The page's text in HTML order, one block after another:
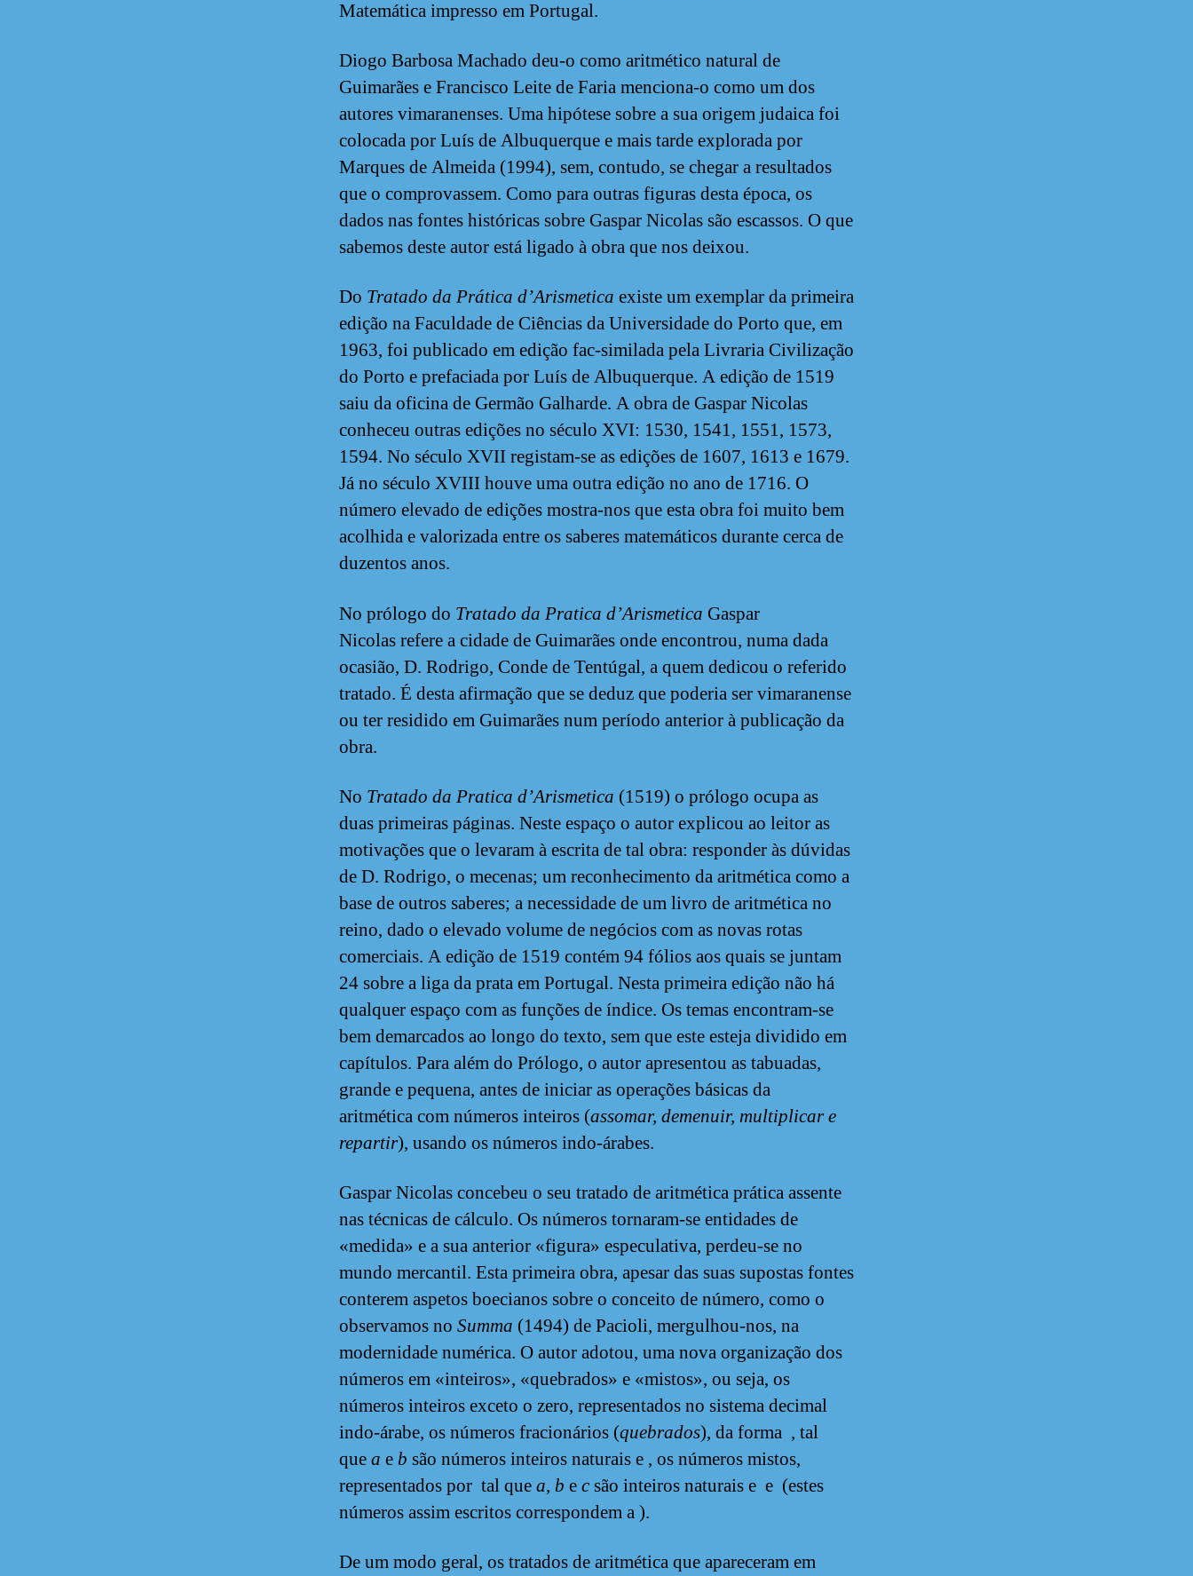
Matemática impresso em Portugal.
Diogo Barbosa Machado deu-o como aritmético natural de
Guimarães e Francisco Leite de Faria menciona-o como um dos
autores vimaranenses. Uma hipótese sobre a sua origem judaica foi
colocada por Luís de Albuquerque e mais tarde explorada por
Marques de Almeida (1994), sem, contudo, se chegar a resultados
que o comprovassem. Como para outras figuras desta época, os
dados nas fontes históricas sobre Gaspar Nicolas são escassos. O que
sabemos deste autor está ligado à obra que nos deixou.
Do Tratado da Prática d’Arismetica existe um exemplar da primeira
edição na Faculdade de Ciências da Universidade do Porto que, em
1963, foi publicado em edição fac-similada pela Livraria Civilização
do Porto e prefaciada por Luís de Albuquerque. A edição de 1519
saiu da oficina de Germão Galharde. A obra de Gaspar Nicolas
conheceu outras edições no século XVI: 1530, 1541, 1551, 1573,
1594. No século XVII registam-se as edições de 1607, 1613 e 1679.
Já no século XVIII houve uma outra edição no ano de 1716. O
número elevado de edições mostra-nos que esta obra foi muito bem
acolhida e valorizada entre os saberes matemáticos durante cerca de
duzentos anos.
No prólogo do Tratado da Pratica d’Arismetica Gaspar
Nicolas refere a cidade de Guimarães onde encontrou, numa dada
ocasião, D. Rodrigo, Conde de Tentúgal, a quem dedicou o referido
tratado. É desta afirmação que se deduz que poderia ser vimaranense
ou ter residido em Guimarães num período anterior à publicação da
obra.
No Tratado da Pratica d’Arismetica (1519) o prólogo ocupa as
duas primeiras páginas. Neste espaço o autor explicou ao leitor as
motivações que o levaram à escrita de tal obra: responder às dúvidas
de D. Rodrigo, o mecenas; um reconhecimento da aritmética como a
base de outros saberes; a necessidade de um livro de aritmética no
reino, dado o elevado volume de negócios com as novas rotas
comerciais. A edição de 1519 contém 94 fólios aos quais se juntam
24 sobre a liga da prata em Portugal. Nesta primeira edição não há
qualquer espaço com as funções de índice. Os temas encontram-se
bem demarcados ao longo do texto, sem que este esteja dividido em
capítulos. Para além do Prólogo, o autor apresentou as tabuadas,
grande e pequena, antes de iniciar as operações básicas da
aritmética com números inteiros (assomar, demenuir, multiplicar e
repartir), usando os números indo-árabes.
Gaspar Nicolas concebeu o seu tratado de aritmética prática assente
nas técnicas de cálculo. Os números tornaram-se entidades de
«medida» e a sua anterior «figura» especulativa, perdeu-se no
mundo mercantil. Esta primeira obra, apesar das suas supostas fontes
conterem aspetos boecianos sobre o conceito de número, como o
observamos no Summa (1494) de Pacioli, mergulhou-nos, na
modernidade numérica. O autor adotou, uma nova organização dos
números em «inteiros», «quebrados» e «mistos», ou seja, os
números inteiros exceto o zero, representados no sistema decimal
indo-árabe, os números fracionários (quebrados), da forma , tal
quea eb são números inteiros naturais e , os números mistos,
representados por tal quea, b ecsão inteiros naturais e e (estes
números assim escritos correspondem a ).
De um modo geral, os tratados de aritmética que apareceram em